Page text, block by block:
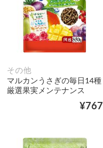
その他
マルカンうさぎの毎日14種
厳選果実メンテナンス
¥767